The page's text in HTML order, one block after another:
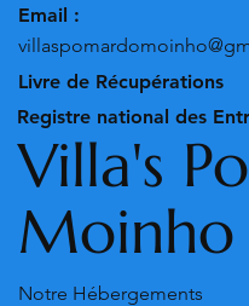
Email :
Livre de Récupérations
Registre national des
Villa's
Moinho
Notre Hébergements